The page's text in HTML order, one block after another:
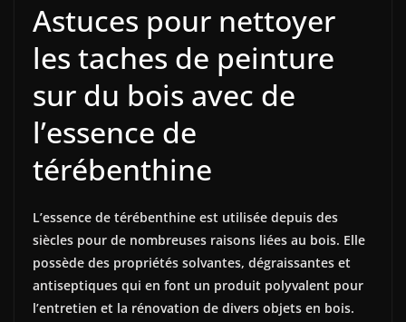
Astuces pour nettoyer
les taches de peinture
sur du bois avec de
l’essence de
térébenthine
L’essence de térébenthine est utilisée depuis des
siècles pour de nombreuses raisons liées au bois. Elle
possède des propriétés solvantes, dégraissantes et
antiseptiques qui en font un produit polyvalent pour
l’entretien et la rénovation de divers objets en bois.